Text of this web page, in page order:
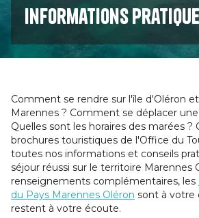
Informations
Comment se rendre sur l'île d'Oléron
Marennes ? Comment se déplacer
Quelles sont les horaires des marées ?
brochures touristiques de l'Office du
toutes nos informations et conseils
séjour réussi sur le territoire Marennes
renseignements complémentaires, les
du Pays Marennes Oléron sont à votre
restent à votre écoute.